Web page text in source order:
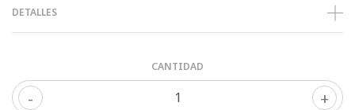
DETALLES
CANTIDAD
+
-